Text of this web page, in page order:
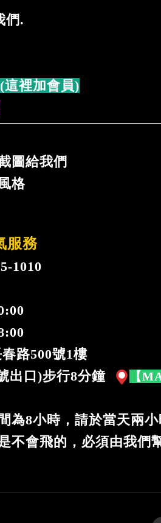
們.
這裡加會員)
圖給我們
格
服務
1010
路500號1樓
出口)步行8分鐘
【
為8小時，請於當天兩小
不會飛的，必須由我們